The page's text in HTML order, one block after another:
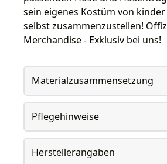
sein eigenes Kostüm von
selbst zusammenzustellen!
Merchandise - Exklusiv bei uns!
Materialzusammensetzung
Pflegehinweise
Herstellerangaben